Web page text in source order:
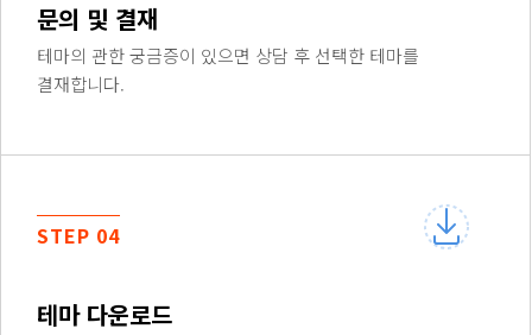
문의 및 결재
테마의 관한 궁금증이 있으면 상담 후 선택한 테마를
결재합니다.
STEP 04
테마 다운로드